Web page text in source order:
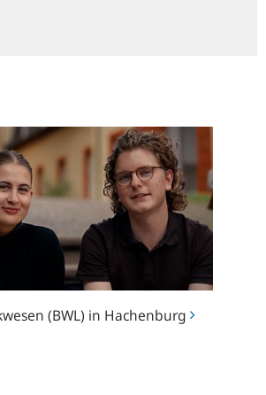
(BWL) in Hachenburg